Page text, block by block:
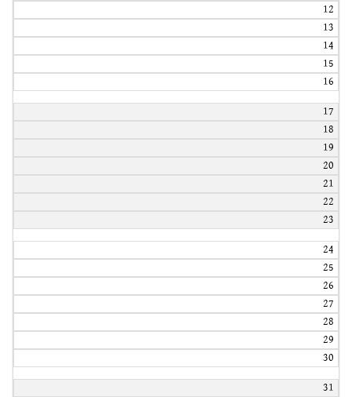
12
13
14
15
16
17
18
19
20
21
22
23
24
25
26
27
28
29
30
31